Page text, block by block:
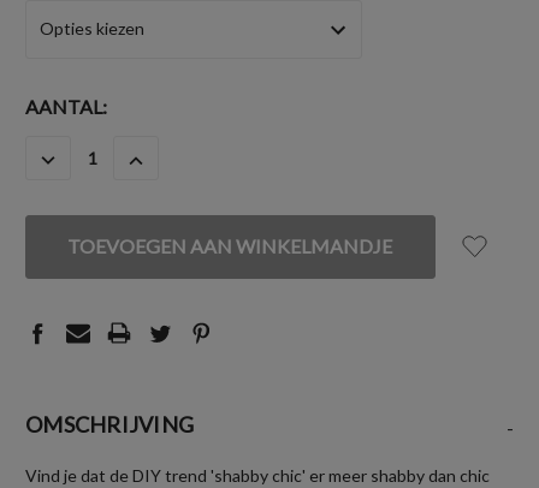
HUIDIGE
AANTAL:
HOEVEELHEID
VAN
UNDEFINED
HOEVEELHEID
VAN
UNDEFINED
OMSCHRIJVING -
Vind je dat de DIY trend 'shabby chic' er meer shabby dan chic